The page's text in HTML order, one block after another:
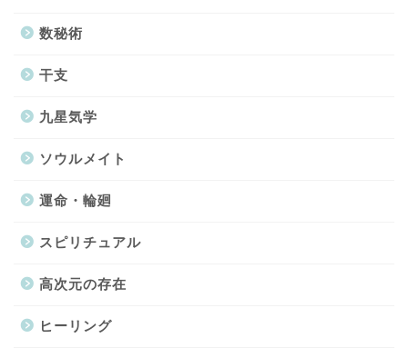
数秘術
干支
九星気学
ソウルメイト
運命・輪廻
スピリチュアル
高次元の存在
ヒーリング